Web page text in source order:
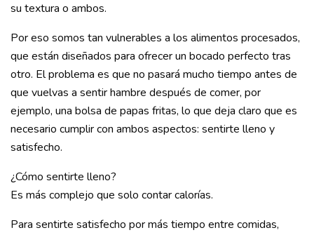
su textura o ambos.
Por eso somos tan vulnerables a los alimentos procesados,
que están diseñados para ofrecer un bocado perfecto tras
otro. El problema es que no pasará mucho tiempo antes de
que vuelvas a sentir hambre después de comer, por
ejemplo, una bolsa de papas fritas, lo que deja claro que es
necesario cumplir con ambos aspectos: sentirte lleno y
satisfecho.
¿Cómo sentirte lleno?
Es más complejo que solo contar calorías.
Para sentirte satisfecho por más tiempo entre comidas,